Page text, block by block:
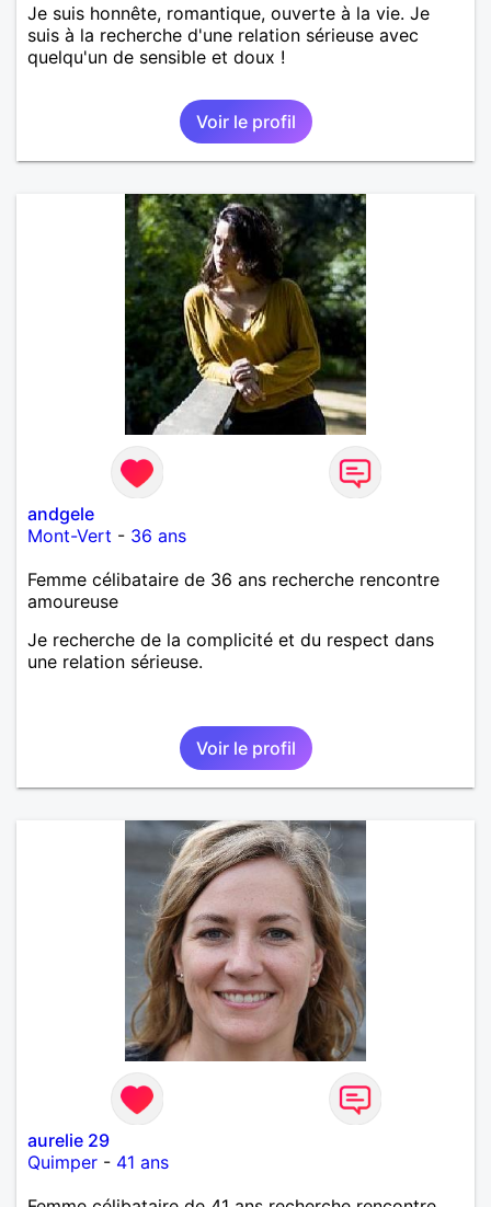
Je suis honnête, romantique, ouverte à la vie. Je
suis à la recherche d'une relation sérieuse avec
quelqu'un de sensible et doux !
Voir le profil
andgele
Mont-Vert - 36 ans
Femme célibataire de 36 ans recherche rencontre
amoureuse
Je recherche de la complicité et du respect dans
une relation sérieuse.
Voir le profil
aurelie 29
Quimper - 41 ans